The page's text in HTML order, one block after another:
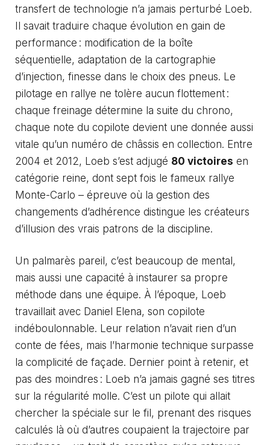
transfert de technologie n’a jamais perturbé Loeb.
Il savait traduire chaque évolution en gain de
performance : modification de la boîte
séquentielle, adaptation de la cartographie
d’injection, finesse dans le choix des pneus. Le
pilotage en rallye ne tolère aucun flottement :
chaque freinage détermine la suite du chrono,
chaque note du copilote devient une donnée aussi
vitale qu’un numéro de châssis en collection. Entre
2004 et 2012, Loeb s’est adjugé 80 victoires en
catégorie reine, dont sept fois le fameux rallye
Monte-Carlo – épreuve où la gestion des
changements d’adhérence distingue les créateurs
d’illusion des vrais patrons de la discipline.
Un palmarès pareil, c’est beaucoup de mental,
mais aussi une capacité à instaurer sa propre
méthode dans une équipe. À l’époque, Loeb
travaillait avec Daniel Elena, son copilote
indéboulonnable. Leur relation n’avait rien d’un
conte de fées, mais l’harmonie technique surpasse
la complicité de façade. Dernier point à retenir, et
pas des moindres : Loeb n’a jamais gagné ses titres
sur la régularité molle. C’est un pilote qui allait
chercher la spéciale sur le fil, prenant des risques
calculés là où d’autres coupaient la trajectoire par